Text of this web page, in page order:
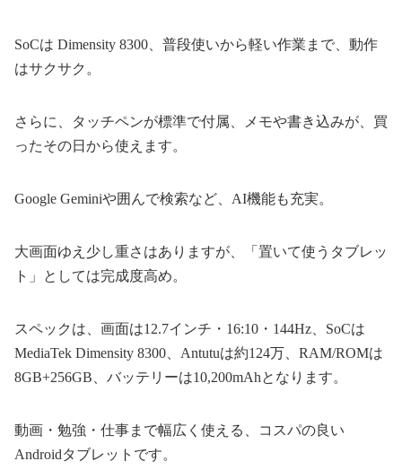
SoCは Dimensity 8300、普段使いから軽い作業まで、動作
はサクサク。
さらに、タッチペンが標準で付属、メモや書き込みが、買
ったその日から使えます。
Google Geminiや囲んで検索など、AI機能も充実。
大画面ゆえ少し重さはありますが、「置いて使うタブレッ
ト」としては完成度高め。
スペックは、画面は12.7インチ・16:10・144Hz、SoCは
MediaTek Dimensity 8300、Antutuは約124万、RAM/ROMは
8GB+256GB、バッテリーは10,200mAhとなります。
動画・勉強・仕事まで幅広く使える、コスパの良い
Androidタブレットです。